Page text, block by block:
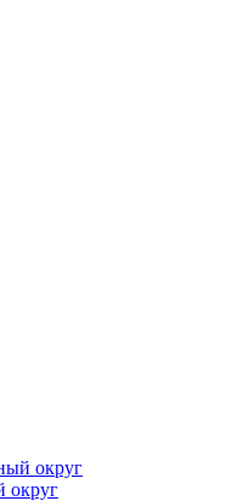
округ
округ